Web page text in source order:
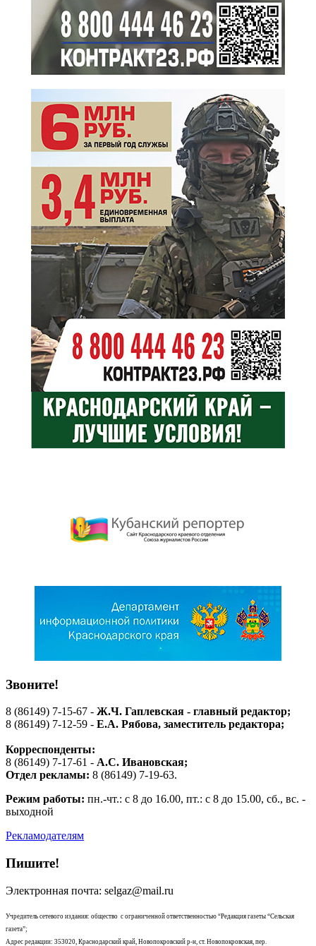
Звоните!
8 (86149) 7-15-67 - Ж.Ч. Гаплевская - главный редактор;
8 (86149) 7-12-59 - Е.А. Рябова, заместитель редактора;
Корреспонденты:
8 (86149) 7-17-61 - А.С. Ивановская;
Отдел рекламы: 8 (86149) 7-19-63.
Режим работы: пн.-чт.: с 8 до 16.00, пт.: с 8 до 15.00, сб., вс. -
выходной
Рекламодателям
Пишите!
Электронная почта: selgaz@mail.ru
Учредитель сетевого издания: общество с ограниченной ответственностью “Редакция газеты “Сельская
газета”;
Адрес редакции: 353020, Краснодарский край, Новопокровский р-н, ст. Новопокровская, пер.